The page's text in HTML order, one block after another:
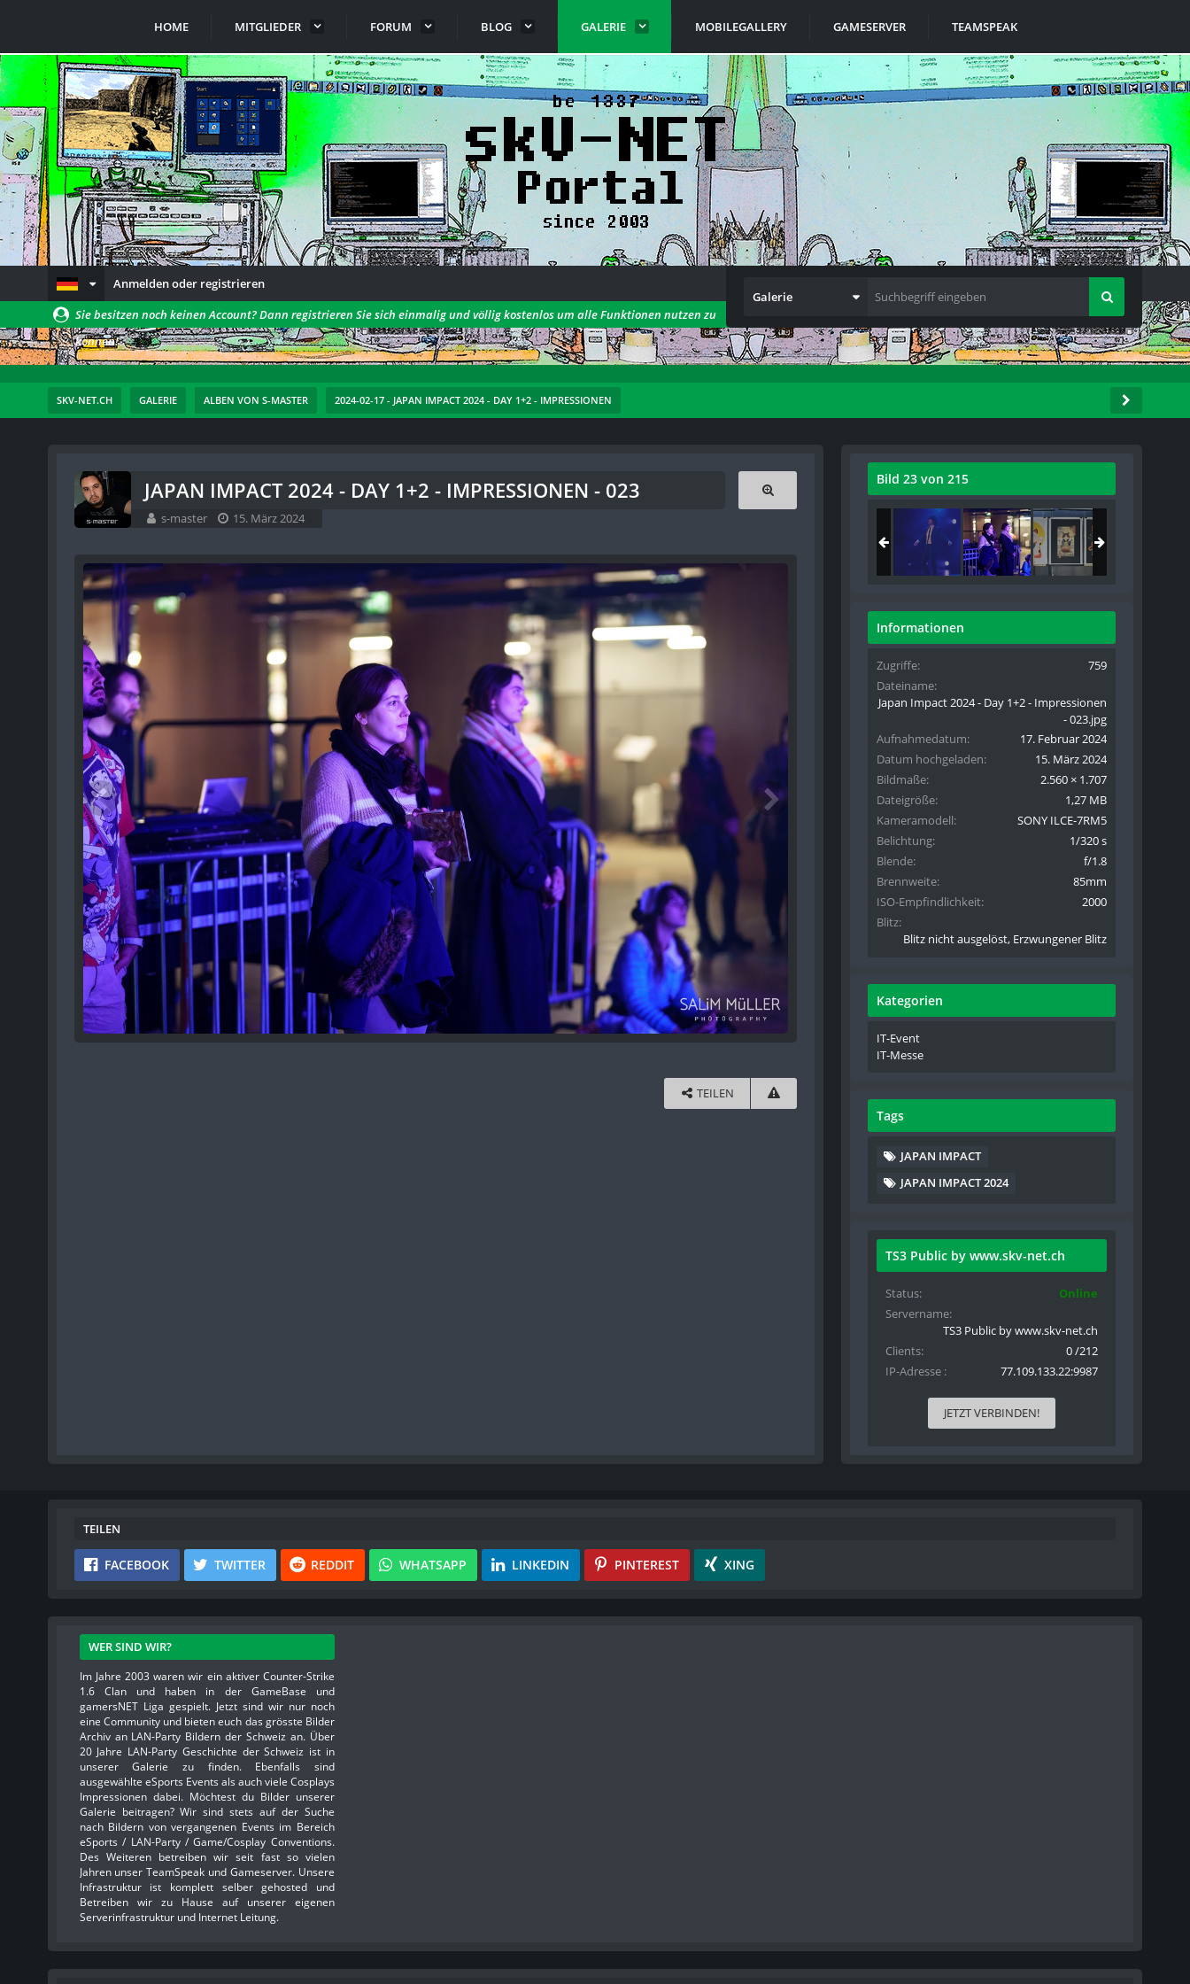
HOME MITGLIEDER FORUM BLOG GALERIE MOBILEGALLERY GAMESERVER TEAMSPEAK
Anmelden oder registrieren
Galerie
Sie besitzen noch keinen Account? Dann registrieren Sie sich einmalig und völlig kostenlos um alle Funktionen nutzen zu
können!
SKV-NET.CH GALERIE ALBEN VON S-MASTER 2024-02-17 - JAPAN IMPACT 2024 - DAY 1+2 - IMPRESSIONEN
JAPAN IMPACT 2024 - DAY 1+2 - IMPRESSIONEN - 023
s-master 15. März 2024
TEILEN
Bild 23 von 215
Informationen
Zugriffe
759
Dateiname
Japan Impact 2024 - Day 1+2 - Impressionen
- 023.jpg
Aufnahmedatum
17. Februar 2024
Datum hochgeladen
15. März 2024
Bildmaße
2.560 × 1.707
Dateigröße
1,27 MB
Kameramodell
SONY ILCE-7RM5
Belichtung
1/320 s
Blende
f/1.8
Brennweite
85mm
ISO-Empfindlichkeit
2000
Blitz
Blitz nicht ausgelöst, Erzwungener Blitz
Kategorien
IT-Event
IT-Messe
Tags
JAPAN IMPACT
JAPAN IMPACT 2024
TS3 Public by www.skv-net.ch
Status
Online
Servername
TS3 Public by www.skv-net.ch
Clients
0 /212
IP-Adresse
77.109.133.22:9987
JETZT VERBINDEN!
TEILEN
FACEBOOK TWITTER REDDIT WHATSAPP LINKEDIN PINTEREST XING
WER SIND WIR?
Im Jahre 2003 waren wir ein aktiver Counter-Strike
1.6 Clan und haben in der GameBase und
gamersNET Liga gespielt. Jetzt sind wir nur noch
eine Community und bieten euch das grösste Bilder
Archiv an LAN-Party Bildern der Schweiz an. Über
20 Jahre LAN-Party Geschichte der Schweiz ist in
unserer Galerie zu finden. Ebenfalls sind
ausgewählte eSports Events als auch viele Cosplays
Impressionen dabei. Möchtest du Bilder unserer
Galerie beitragen? Wir sind stets auf der Suche
nach Bildern von vergangenen Events im Bereich
eSports / LAN-Party / Game/Cosplay Conventions.
Des Weiteren betreiben wir seit fast so vielen
Jahren unser TeamSpeak und Gameserver. Unsere
Infrastruktur ist komplett selber gehosted und
Betreiben wir zu Hause auf unserer eigenen
Serverinfrastruktur und Internet Leitung.